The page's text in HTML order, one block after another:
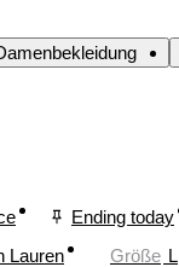
Ending today
Lauren Größe L